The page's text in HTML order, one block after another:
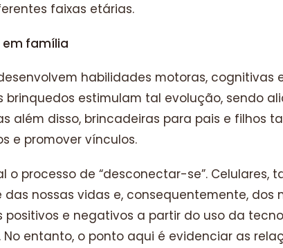
faixas etárias.
em família
habilidades motoras, cognitivas
brinquedos estimulam tal evolução, sendo
além disso, brincadeiras para pais e filhos
e promover vínculos.
o processo de “desconectar-se”. Celulares,
nossas vidas e, consequentemente, dos
positivos e negativos a partir do uso da
entanto, o ponto aqui é evidenciar as